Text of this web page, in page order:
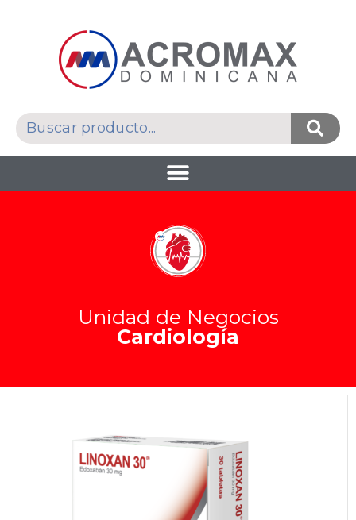
Unidad de Negocios
Cardiología